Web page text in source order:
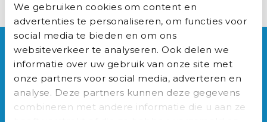
We gebruiken cookies om content en
advertenties te personaliseren, om functies voor
social media te bieden en om ons
websiteverkeer te analyseren. Ook delen we
informatie over uw gebruik van onze site met
onze partners voor social media, adverteren en
analyse. Deze partners kunnen deze gegevens
combineren met andere informatie die u aan ze
Over Auxilio
Werken bij Auxilio
Werving & Selectie
Over ons
Ons team